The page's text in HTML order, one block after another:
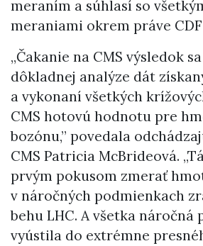
meraním a súhlasí so
meraniami okrem práve
„Čakanie na CMS výsledok
dôkladnej analýze dát
a vykonaní všetkých
CMS hotovú hodnotu pre
bozónu,” povedala
CMS Patricia McBrideová.
prvým pokusom zmerať
v náročných podmienkach
behu LHC. A všetka
vyústila do extrémne